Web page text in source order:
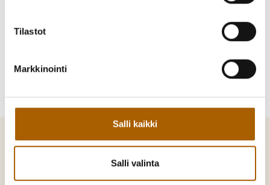
Tilastot
Markkinointi
Salli kaikki
Salli valinta